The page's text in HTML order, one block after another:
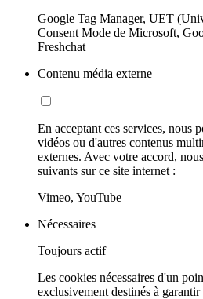
Google Tag Manager, UET
Consent Mode de Microsoft,
Freshchat
Contenu média externe
En acceptant ces services, nous
vidéos ou d'autres contenus
externes. Avec votre accord,
suivants sur ce site internet :
Vimeo, YouTube
Nécessaires
Toujours actif
Les cookies nécessaires d'un
exclusivement destinés à